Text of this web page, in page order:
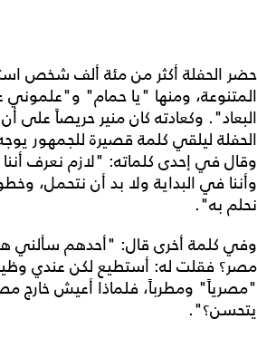
حضر الحفلة أكثر من مئة ألف شخص
المتنوعة، ومنها "يا حمام"
البعاد". وكعادته كان منير حريصاً على
الحفلة ليلقي كلمة قصيرة للجمهور
وقال في إحدى كلماته: "لازم نعرف
وأننا في البداية ولا بد أن نتحمل،
نحلم به".
وفي كلمة أخرى قال: "أحدهم سألني
مصر؟ فقلت له: أستطيع لكن عندي
"مصرياً" ومطرباً، فلماذا أعيش خارج
يتحسن؟".